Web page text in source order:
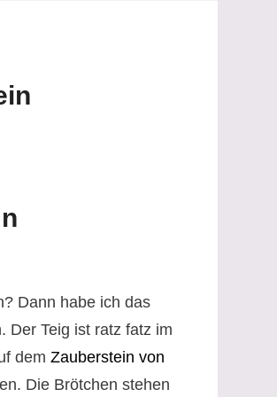
Dann habe ich das
Der Teig ist ratz fatz im
dem Zauberstein von
Die Brötchen stehen